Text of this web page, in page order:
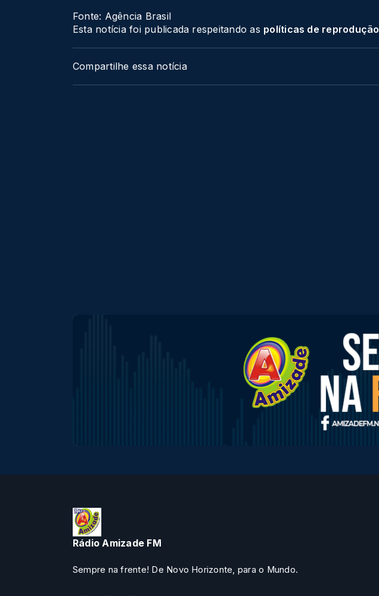
Fonte: Agência Brasil
Esta notícia foi publicada respeitando as políticas de reprodução
Compartilhe essa notícia
Rádio Amizade FM
Sempre na frente! De Novo Horizonte, para o Mundo.